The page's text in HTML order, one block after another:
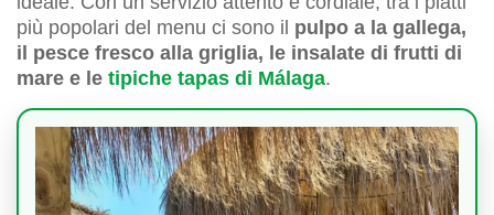
più popolari del menu ci sono il pulpo a la gallega,
il pesce fresco alla griglia, le insalate di frutti di
mare e le tipiche tapas di Málaga.